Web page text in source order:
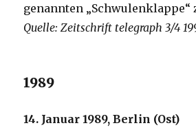
genannten „Schwulenklappe“
Quelle: Zeitschrift telegraph 3/4
1989
14. Januar 1989, Berlin (Ost)